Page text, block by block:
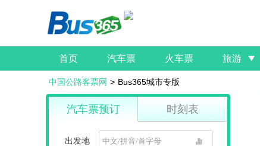
首页 汽车票 火车票 旅游
中国公路客票网 > Bus365城市专版
汽车票预订 时刻表
出发地